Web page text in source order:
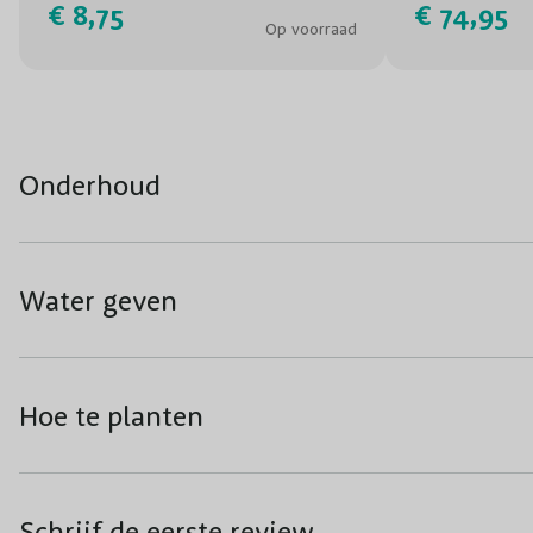
€ 8,75
Op voorraad € 74,95
Onderhoud
Water geven
Hoe te planten